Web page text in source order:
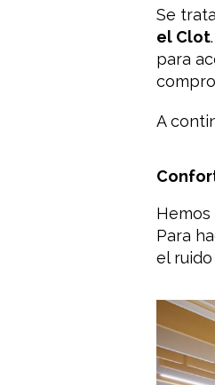
Se
el Clot
para
A
Para
el